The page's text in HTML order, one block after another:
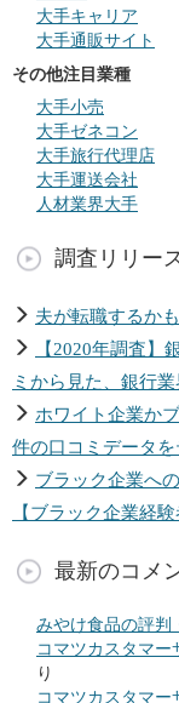
大手キャリア
大手通販サイト
その他注目業種
大手小売
大手ゼネコン
大手旅行代理店
大手運送会社
人材業界大手
調査リリー
夫が転職するか
【2020年調査】
ミから見た、銀行
ホワイト企業か
件の口コミデータを
ブラック企業へ
【ブラック企業経
最新のコメ
みやけ食品の評判
コマツカスタマー
り
コマツカスタマー